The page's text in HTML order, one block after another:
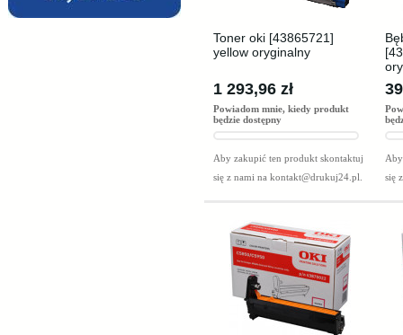
Toner oki [43865721]
yellow oryginalny
1 293,96 zł
Powiadom mnie, kiedy produkt
będzie dostępny
Aby zakupić ten produkt skontaktuj
się z nami na kontakt@drukuj24.pl
się